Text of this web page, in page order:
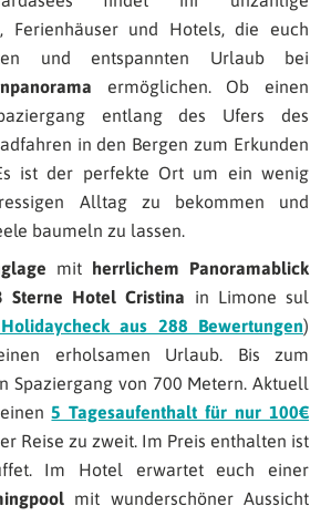
Ferienhäuser und Hotels, die euch
und entspannten Urlaub bei
ermöglichen. Ob einen
entlang des Ufers des
in den Bergen zum Erkunden
ist der perfekte Ort um ein wenig
Alltag zu bekommen und
baumeln zu lassen.
mit
herrlichem Panoramablick
Sterne Hotel Cristina in Limone sul
aus 288 Bewertungen)
erholsamen Urlaub. Bis zum
Spaziergang von 700 Metern. Aktuell
5 Tagesaufenthalt für nur 100€
Reise zu zweit. Im Preis enthalten ist
Im Hotel erwartet euch einer
mit wunderschöner Aussicht